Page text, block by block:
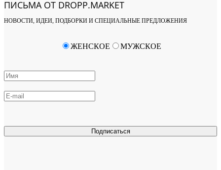
ПИСЬМА ОТ DROPP.MARKET
НОВОСТИ, ИДЕИ, ПОДБОРКИ И СПЕЦИАЛЬНЫЕ ПРЕДЛОЖЕНИЯ
Подписаться
ЖЕНСКОЕ МУЖСКОЕ